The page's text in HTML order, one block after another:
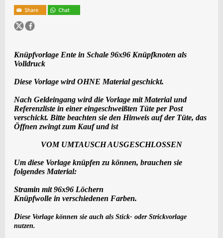
Knüpfvorlage Ente in Schale 96x96 Knüpfknoten als
Volldruck
Diese Vorlage wird OHNE Material geschickt.
Nach Geldeingang wird die Vorlage mit Material und
Referenzliste in einer eingeschweißten Tüte per Post
verschickt. Bitte beachten sie den Hinweis auf der Tüte, das
Öffnen zwingt zum Kauf und ist
VOM UMTAUSCH AUSGESCHLOSSEN
Um diese Vorlage knüpfen zu können, brauchen sie
folgendes Material:
Stramin mit 96x96 Löchern
Knüpfwolle in verschiedenen Farben.
Diese Vorlage können sie auch als Stick- oder Strickvorlage
nutzen.